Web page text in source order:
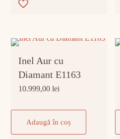
Inel Aur cu
Diamant E1163
10.999,00lei
Adaugă în coș